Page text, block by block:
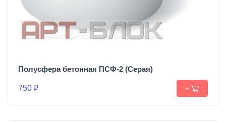
Полусфера бетонная ПСФ-2 (Серая)
750 ₽ +